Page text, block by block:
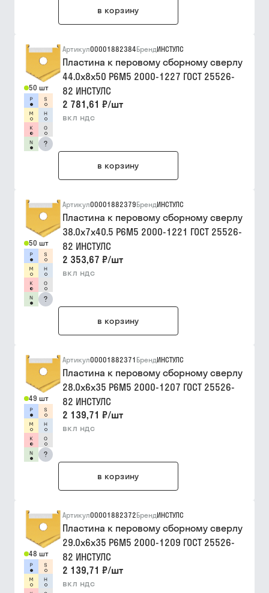
в корзину
50 шт
?
Артикул00001882384БрендИНСТУЛС
Пластина к перовому сборному сверлу
44.0х8х50 Р6М5 2000-1227 ГОСТ 25526-
82 ИНСТУЛС
2 781,61 ₽/шт
вкл ндс
в корзину
50 шт
?
Артикул00001882379БрендИНСТУЛС
Пластина к перовому сборному сверлу
38.0х7х40.5 Р6М5 2000-1221 ГОСТ 25526-
82 ИНСТУЛС
2 353,67 ₽/шт
вкл ндс
в корзину
49 шт
?
Артикул00001882371 БрендИНСТУЛС
Пластина к перовому сборному сверлу
28.0х6х35 Р6М5 2000-1207 ГОСТ 25526-
82 ИНСТУЛС
2 139,71 ₽/шт
вкл ндс
в корзину
48 шт
Артикул00001882372БрендИНСТУЛС
Пластина к перовому сборному сверлу
29.0х6х35 Р6М5 2000-1209 ГОСТ 25526-
82 ИНСТУЛС
2 139,71 ₽/шт
вкл ндс